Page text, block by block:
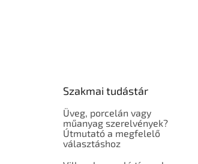
Szakmai tudástár
Üveg, porcelán vagy
műanyag szerelvények?
Útmutató a megfelelő
választáshoz